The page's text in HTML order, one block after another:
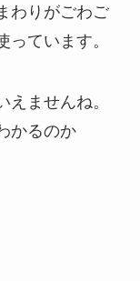
わりがごわご
ています。
ませんね。
かるのか